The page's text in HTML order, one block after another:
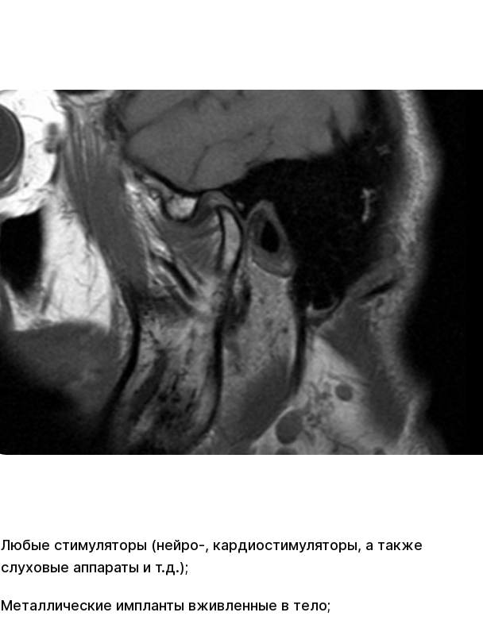
Любые стимуляторы (нейро-, кардиостимуляторы, а также
слуховые аппараты и т.д.);
Металлические импланты вживленные в тело;